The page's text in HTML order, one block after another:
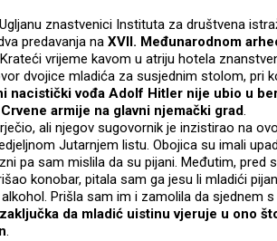
znastvenici Instituta za društvena
predavanja na XVII. Međunarodnom
vrijeme kavom u atriju hotela
dvojice mladića za susjednim stolom, pri
nacistički vođa Adolf Hitler nije ubio u
armije na glavni njemački grad.
ali njegov sugovornik je inzistirao na
Jutarnjem listu. Obojica su imali
pa sam mislila da su pijani. Međutim, pred
konobar, pitala sam ga jesu li mladići
Prišla sam im i zamolila da sjednem
da mladić uistinu vjeruje u ono
.